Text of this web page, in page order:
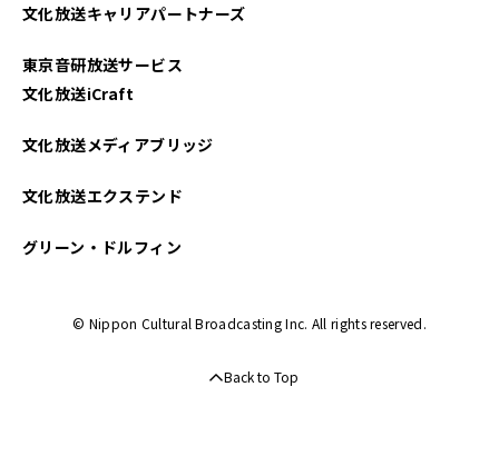
文化放送キャリアパートナーズ
東京音研放送サービス
文化放送iCraft
文化放送メディアブリッジ
文化放送エクステンド
グリーン・ドルフィン
© Nippon Cultural Broadcasting Inc. All rights reserved.
Back to Top